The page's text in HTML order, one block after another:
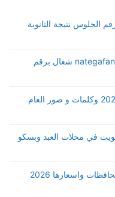
نتيجة الصف الثالث الثانوي 2026 برقم الجلوس نتيجة الثانوية
رابط نتيجة الدبلومات الفنية 2026 nategafany.emis شغال برقم
رسائل تهنئة رأس السنة الهجرية 1448- 2027 وكلمات و صور العام
2026 وعلب البسكويت في محلات العبد وبسكو
اجمل أماكن خروجة العيد في القاهرة والمحافظات واسعارها 2026